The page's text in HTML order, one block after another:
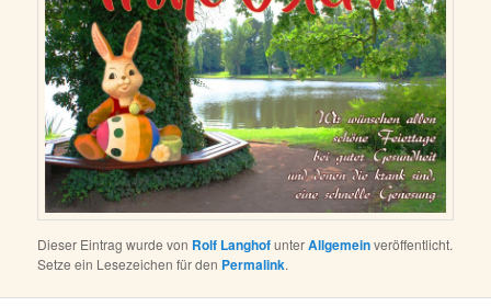
Dieser Eintrag wurde von Rolf LanghofunterAllgemeinveröffentlicht.
Setze ein Lesezeichen für den Permalink.